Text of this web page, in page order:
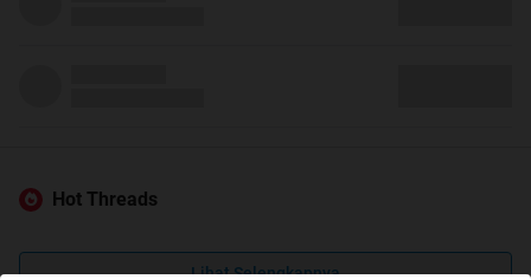
Hot Threads
Lihat Selengkapnya